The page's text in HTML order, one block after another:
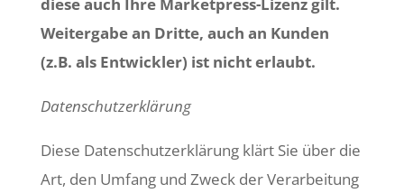
Weitergabe an Dritte, auch an Kunden
(z.B. als Entwickler) ist nicht erlaubt.
Datenschutzerklärung
Diese Datenschutzerklärung klärt Sie über die
Art, den Umfang und Zweck der Verarbeitung